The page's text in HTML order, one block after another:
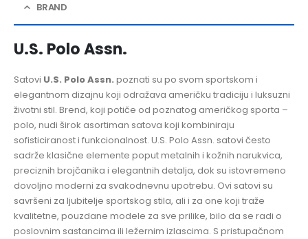
BRAND
U.S. Polo Assn.
Satovi U.S. Polo Assn. poznati su po svom sportskom i
elegantnom dizajnu koji odražava američku tradiciju i luksuzni
životni stil. Brend, koji potiče od poznatog američkog sporta –
polo, nudi širok asortiman satova koji kombiniraju
sofisticiranost i funkcionalnost. U.S. Polo Assn. satovi često
sadrže klasične elemente poput metalnih i kožnih narukvica,
preciznih brojčanika i elegantnih detalja, dok su istovremeno
dovoljno moderni za svakodnevnu upotrebu. Ovi satovi su
savršeni za ljubitelje sportskog stila, ali i za one koji traže
kvalitetne, pouzdane modele za sve prilike, bilo da se radi o
poslovnim sastancima ili ležernim izlascima. S pristupačnom